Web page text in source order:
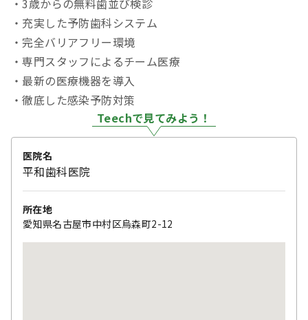
・3歳からの無料歯並び検診
・充実した予防歯科システム
・完全バリアフリー環境
・専門スタッフによるチーム医療
・最新の医療機器を導入
・徹底した感染予防対策
Teechで見てみよう！
医院名
平和歯科医院
所在地
愛知県名古屋市中村区烏森町2-12